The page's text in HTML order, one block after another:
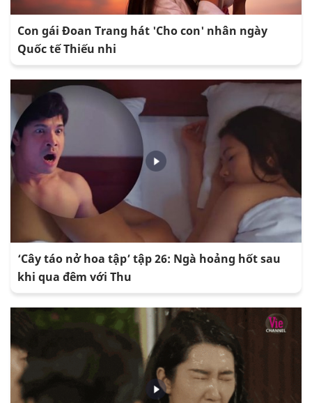
Con gái Đoan Trang hát 'Cho con' nhân ngày
Quốc tế Thiếu nhi
‘Cây táo nở hoa tập’ tập 26: Ngà hoảng hốt sau
khi qua đêm với Thu